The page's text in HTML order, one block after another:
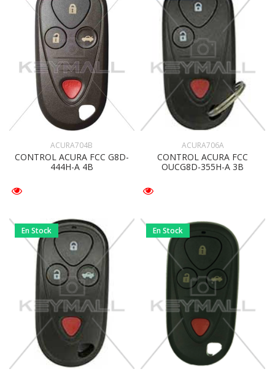
ACURA704B
CONTROL ACURA FCC G8D-
444H-A 4B
ACURA706A
CONTROL ACURA FCC
OUCG8D-355H-A 3B
En Stock En Stock